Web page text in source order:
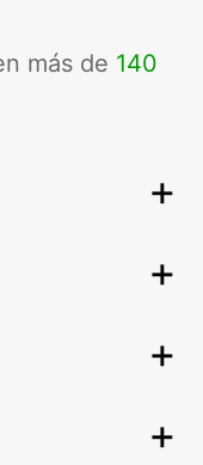
más de 140